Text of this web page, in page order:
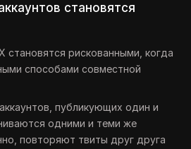
становятся
становятся рискованными, когда
способами совместной
публикующих один и
одними и теми же
повторяют твиты друг друга